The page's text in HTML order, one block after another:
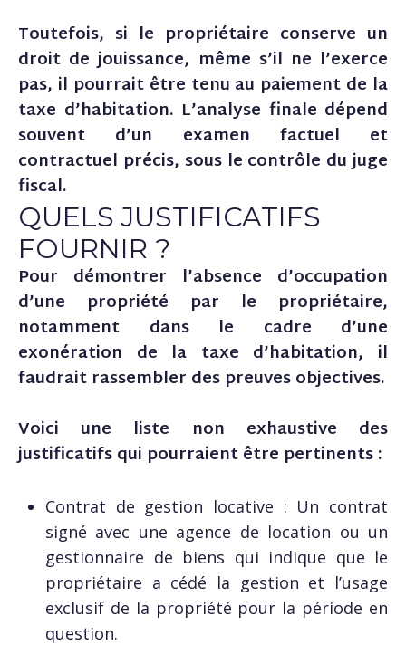
Toutefois, si le propriétaire conserve un
droit de jouissance, même s’il ne l’exerce
pas, il pourrait être tenu au paiement de la
taxe d’habitation. L’analyse finale dépend
souvent d’un examen factuel et
contractuel précis, sous le contrôle du juge
fiscal.
QUELS JUSTIFICATIFS
FOURNIR ?
Pour démontrer l’absence d’occupation
d’une propriété par le propriétaire,
notamment dans le cadre d’une
exonération de la taxe d’habitation, il
faudrait rassembler des preuves objectives.
Voici une liste non exhaustive des
justificatifs qui pourraient être pertinents :
Contrat de gestion locative : Un contrat
signé avec une agence de location ou un
gestionnaire de biens qui indique que le
propriétaire a cédé la gestion et l’usage
exclusif de la propriété pour la période en
question.